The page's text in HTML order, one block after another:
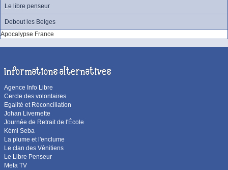
Le libre penseur
Debout les Belges
Apocalypse France
Informations alternatives
Agence Info Libre
Cercle des volontaires
Egalité et Réconciliation
Johan Livernette
Journée de Retrait de l'École
Kémi Seba
La plume et l'enclume
Le clan des Vénitiens
Le Libre Penseur
Meta TV